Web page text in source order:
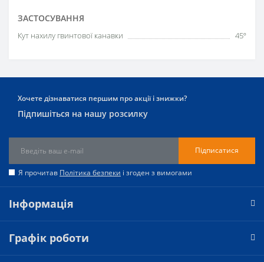
ЗАСТОСУВАННЯ
Кут нахилу гвинтової канавки 45º
Хочете дізнаватися першим про акції і знижки?
Підпишіться на нашу розсилку
Підписатися
Я прочитав Політика безпеки і згоден з вимогами
Інформація
Графік роботи